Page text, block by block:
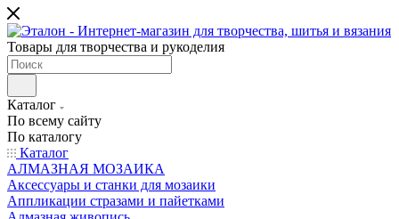
Товары для творчества и рукоделия
Каталог
По всему сайту
По каталогу
Каталог
АЛМАЗНАЯ МОЗАИКА
Аксессуары и станки для мозаики
Аппликации стразами и пайетками